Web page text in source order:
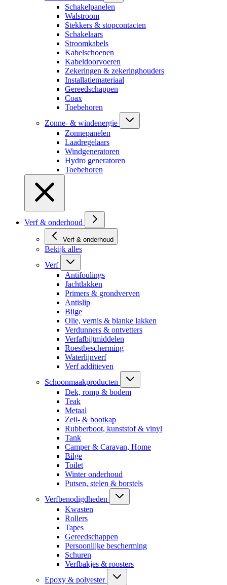
Schakelpanelen
Walstroom
Stekkers & stopcontacten
Schakelaars
Stroomkabels
Kabelschoenen
Kabeldoorvoeren
Zekeringen & zekeringhouders
Installatiemateriaal
Gereedschappen
Coax
Toebehoren
Zonne- & windenergie
Zonnepanelen
Laadregelaars
Windgeneratoren
Hydro generatoren
Toebehoren
Verf & onderhoud
Verf & onderhoud
Bekijk alles
Verf
Antifoulings
Jachtlakken
Primers & grondverven
Antislip
Bilge
Olie, vernis & blanke lakken
Verdunners & ontvetters
Verfafbijtmiddelen
Roestbescherming
Waterlijnverf
Verf additieven
Schoonmaakproducten
Dek, romp & bodem
Teak
Metaal
Zeil- & bootkap
Rubberboot, kunststof & vinyl
Tank
Camper & Caravan, Home
Bilge
Toilet
Winter onderhoud
Putsen, stelen & borstels
Verfbenodigdheden
Kwasten
Rollers
Tapes
Gereedschappen
Persoonlijke bescherming
Schuren
Verfbakjes & roosters
Epoxy & polyester